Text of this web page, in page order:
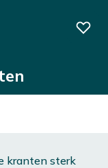
kranten sterk